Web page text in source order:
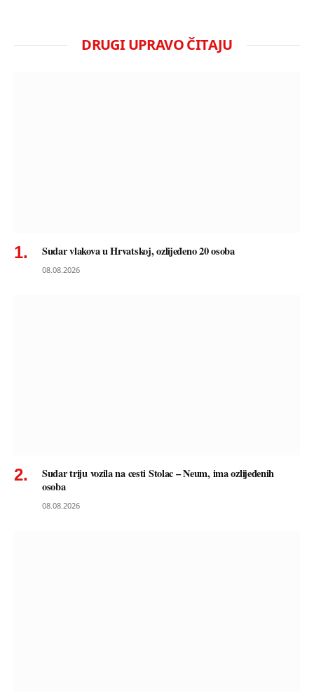
DRUGI UPRAVO ČITAJU
Sudar vlakova u Hrvatskoj, ozlijeđeno 20 osoba
08.08.2026
Sudar triju vozila na cesti Stolac – Neum, ima ozlijeđenih
osoba
08.08.2026